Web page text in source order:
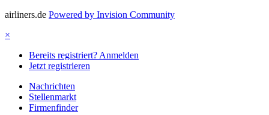
airliners.de Powered by Invision Community
×
Bereits registriert? Anmelden
Jetzt registrieren
Nachrichten
Stellenmarkt
Firmenfinder